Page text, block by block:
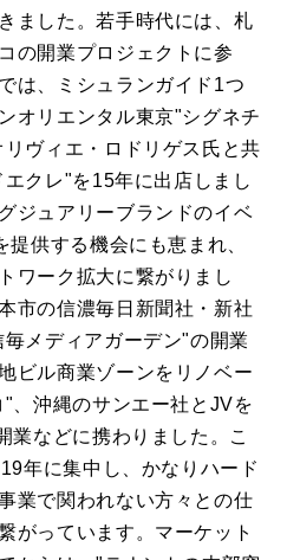
ました。若手時代には、札
の開業プロジェクトに参
は、ミシュランガイド1つ
オリエンタル東京"シグネチ
ヴィエ・ロドリゲス氏と共
クレ"を15年に出店しまし
ジュアリーブランドのイベ
供する機会にも恵まれ、
ワーク拡大に繋がりまし
市の信濃毎日新聞社・新社
メディアガーデン"の開業
ビル商業ゾーンをリノベー
、沖縄のサンエー社とJVを
業などに携わりました。こ
年に集中し、かなりハード
業で関われない方々との仕
がっています。マーケット